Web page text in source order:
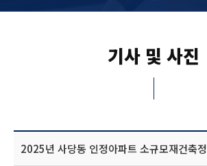
기사 및 사진
2025년 사당동 인정아파트 소규모재건축